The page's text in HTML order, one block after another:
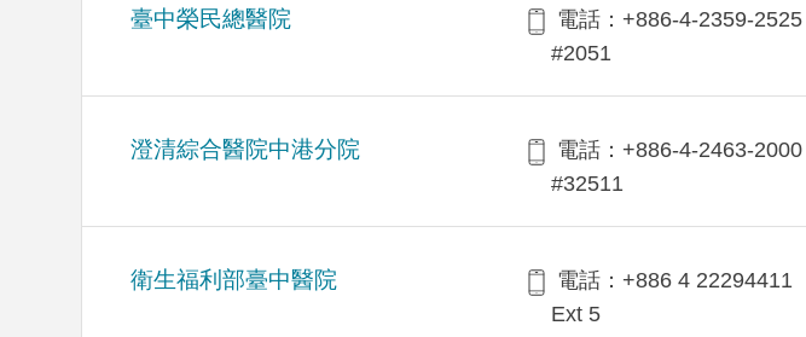
臺中榮民總醫院
電話：+886-4-2359-2525
#2051
澄清綜合醫院中港分院
電話：+886-4-2463-2000
#32511
衛生福利部臺中醫院
電話：+886 4 22294411
Ext 5